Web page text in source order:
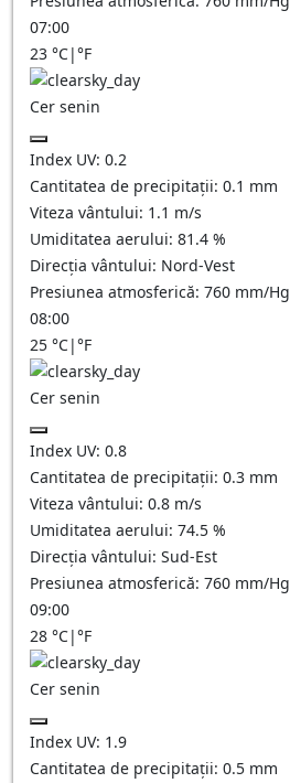
07:00
23 °C|°F
Cer senin
Index UV: 0.2
Cantitatea de precipitații: 0.1 mm
Viteza vântului: 1.1 m/s
Umiditatea aerului: 81.4 %
Direcția vântului: Nord-Vest
Presiunea atmosferică: 760 mm/Hg
08:00
25 °C|°F
Cer senin
Index UV: 0.8
Cantitatea de precipitații: 0.3 mm
Viteza vântului: 0.8 m/s
Umiditatea aerului: 74.5 %
Direcția vântului: Sud-Est
Presiunea atmosferică: 760 mm/Hg
09:00
28 °C|°F
Cer senin
Index UV: 1.9
Cantitatea de precipitații: 0.5 mm